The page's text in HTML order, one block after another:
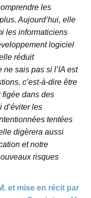
les
Aujourd’hui, elle
les informaticiens
logiciel
réduit
sais pas si l’IA est
c’est-à-dire être
figée dans des
les
tentées
digèrera aussi
et notre
risques
et mise en récit par